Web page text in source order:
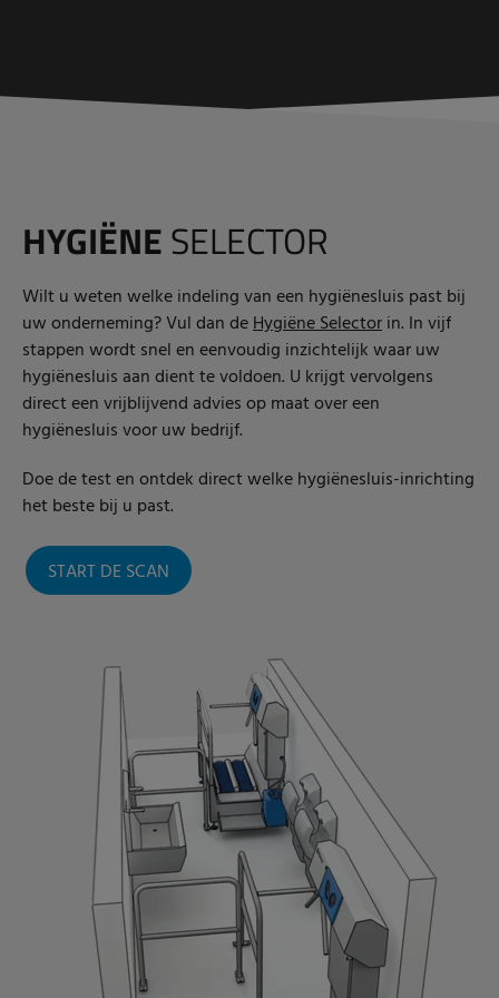
HYGIËNESELECTOR
Wilt u weten welke indeling van een hygiënesluis past bij
uw onderneming? Vul dan deHygiëne Selectorin. In vijf
stappen wordt snel en eenvoudig inzichtelijk waar uw
hygiënesluis aan dient te voldoen. U krijgt vervolgens
direct een vrijblijvend advies op maat over een
hygiënesluis voor uw bedrijf.
Doe de test en ontdek direct welke hygiënesluis-inrichting
het beste bij u past.
START DE SCAN